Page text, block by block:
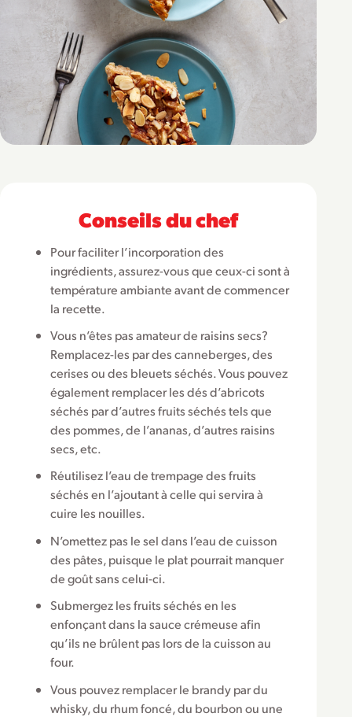
Conseils du chef
Pour faciliter l’incorporation des
ingrédients, assurez-vous que ceux-ci sont à
température ambiante avant de commencer
la recette.
Vous n’êtes pas amateur de raisins secs?
Remplacez-les par des canneberges, des
cerises ou des bleuets séchés. Vous pouvez
également remplacer les dés d’abricots
séchés par d’autres fruits séchés tels que
des pommes, de l’ananas, d’autres raisins
secs, etc.
Réutilisez l’eau de trempage des fruits
séchés en l’ajoutant à celle qui servira à
cuire les nouilles.
N’omettez pas le sel dans l’eau de cuisson
des pâtes, puisque le plat pourrait manquer
de goût sans celui-ci.
Submergez les fruits séchés en les
enfonçant dans la sauce crémeuse afin
qu’ils ne brûlent pas lors de la cuisson au
four.
Vous pouvez remplacer le brandy par du
whisky, du rhum foncé, du bourbon ou une